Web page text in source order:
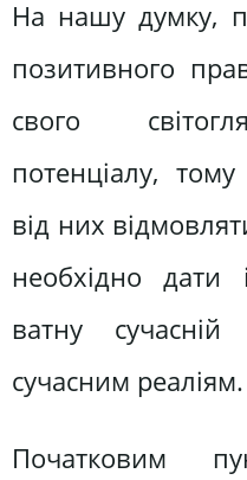
На нашу думку,
позитивного
свого
потенціалу,
від них
необхідно дати
ватну сучасній
сучасним реаліям.
Початковим